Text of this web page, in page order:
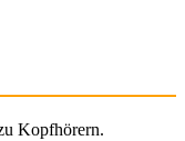
Kopfhörern.